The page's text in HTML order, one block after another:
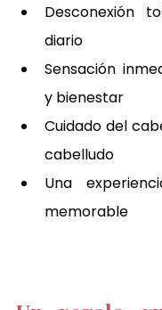
Desconexión
diario
Sensación
y bienestar
Cuidado del
cabelludo
Una
memorable